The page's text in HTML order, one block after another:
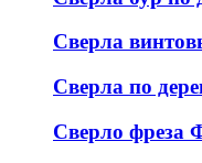
Сверла
Сверла по
Сверло фреза